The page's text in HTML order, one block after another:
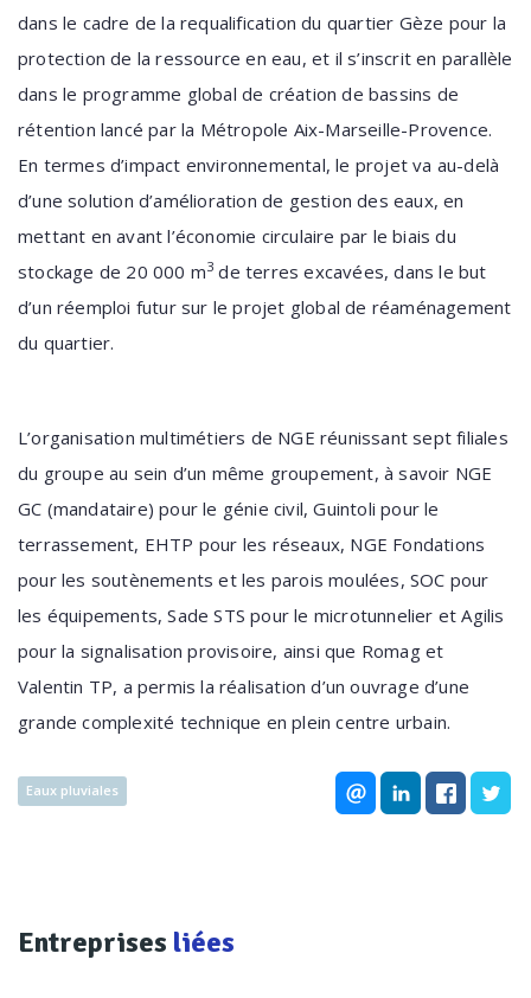
dans le cadre de la requalification du quartier Gèze pour la
protection de la ressource en eau, et il s’inscrit en parallèle
dans le programme global de création de bassins de
rétention lancé par la Métropole Aix-Marseille-Provence.
En termes d’impact environnemental, le projet va au-delà
d’une solution d’amélioration de gestion des eaux, en
mettant en avant l’économie circulaire par le biais du
stockage de 20 000 m3 de terres excavées, dans le but
d’un réemploi futur sur le projet global de réaménagement
du quartier.
L’organisation multimétiers de NGE réunissant sept filiales
du groupe au sein d’un même groupement, à savoir NGE
GC (mandataire) pour le génie civil, Guintoli pour le
terrassement, EHTP pour les réseaux, NGE Fondations
pour les soutènements et les parois moulées, SOC pour
les équipements, Sade STS pour le microtunnelier et Agilis
pour la signalisation provisoire, ainsi que Romag et
Valentin TP, a permis la réalisation d’un ouvrage d’une
grande complexité technique en plein centre urbain.
Eaux pluviales
Entreprises liées